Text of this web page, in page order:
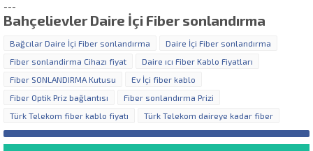
---
Bahçelievler Daire İçi Fiber sonlandırma
Bağcılar Daire İçi Fiber sonlandırma
Daire İçi Fiber sonlandırma
Fiber sonlandirma Cihazı fiyat
Daire ıcı Fiber Kablo Fiyatları
Fiber SONLANDIRMA Kutusu
Ev İçi fiber kablo
Fiber Optik Priz bağlantısı
Fiber sonlandırma Prizi
Türk Telekom fiber kablo fiyatı
Türk Telekom daireye kadar fiber